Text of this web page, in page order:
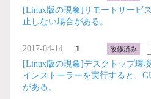
[Linux版の現象]リモートサービ
止しない場合がある。
2017-04-14 1 改修済み
[Linux版の現象]デスクトップ環
インストーラーを実行すると、
がある。